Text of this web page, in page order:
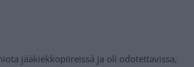
jääkiekkopiireissä ja oli odotettavissa,